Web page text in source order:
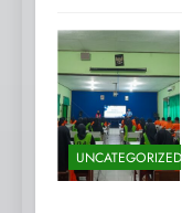
UNCATEGORIZED